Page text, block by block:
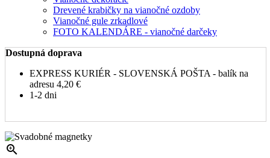
Drevené krabičky na vianočné ozdoby
Vianočné gule zrkadlové
FOTO KALENDÁRE - vianočné darčeky
Dostupná doprava
EXPRESS KURIÉR - SLOVENSKÁ POŠTA - balík na
adresu 4,20 €
1-2 dni
